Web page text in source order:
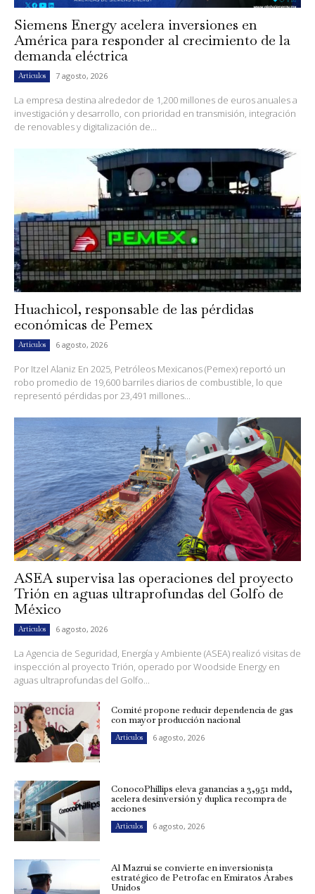
Siemens Energy acelera inversiones en
América para responder al crecimiento de la
demanda eléctrica
Artículos 7 agosto, 2026
La empresa destina alrededor de 1,200 millones de euros anuales a
investigación y desarrollo, con prioridad en transmisión, integración
de renovables y digitalización de...
Huachicol, responsable de las pérdidas
económicas de Pemex
Artículos 6 agosto, 2026
Por Itzel Alaniz En 2025, Petróleos Mexicanos (Pemex) reportó un
robo promedio de 19,600 barriles diarios de combustible, lo que
representó pérdidas por 23,491 millones...
ASEA supervisa las operaciones del proyecto
Trión en aguas ultraprofundas del Golfo de
México
Artículos 6 agosto, 2026
La Agencia de Seguridad, Energía y Ambiente (ASEA) realizó visitas de
inspección al proyecto Trión, operado por Woodside Energy en
aguas ultraprofundas del Golfo...
Comité propone reducir dependencia de gas
con mayor producción nacional
Artículos 6 agosto, 2026
ConocoPhillips eleva ganancias a 3,951 mdd,
acelera desinversión y duplica recompra de
acciones
Artículos 6 agosto, 2026
Al Mazrui se convierte en inversionista
estratégico de Petrofac en Emiratos Árabes
Unidos